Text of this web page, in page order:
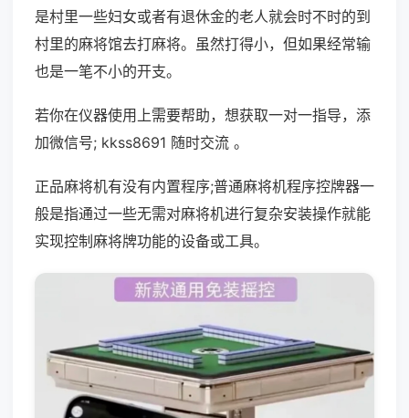
是村里一些妇女或者有退休金的老人就会时不时的到
村里的麻将馆去打麻将。虽然打得小，但如果经常输
也是一笔不小的开支。
若你在仪器使用上需要帮助，想获取一对一指导，添
加微信号; kkss8691 随时交流 。
正品麻将机有没有内置程序;普通麻将机程序控牌器一
般是指通过一些无需对麻将机进行复杂安装操作就能
实现控制麻将牌功能的设备或工具。